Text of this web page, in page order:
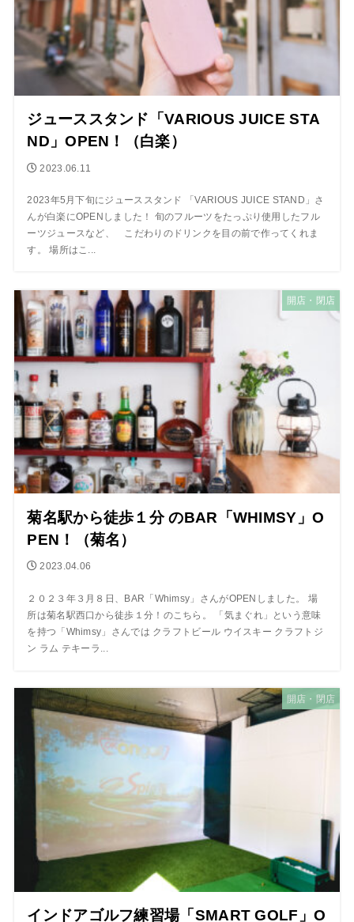
ジューススタンド「VARIOUS JUICE STA
ND」OPEN！（白楽）
2023.06.11
2023年5月下旬にジューススタンド 「VARIOUS JUICE STAND」さ
んが白楽にOPENしました！ 旬のフルーツをたっぷり使用したフル
ーツジュースなど、 こだわりのドリンクを目の前で作ってくれま
す。 場所はこ...
開店・閉店
菊名駅から徒歩１分 のBAR「WHIMSY」O
PEN！（菊名）
2023.04.06
２０２３年３月８日、BAR「Whimsy」さんがOPENしました。 場
所は菊名駅西口から徒歩１分！のこちら。 「気まぐれ」という意味
を持つ「Whimsy」さんでは クラフトビール ウイスキー クラフトジ
ン ラム テキーラ...
開店・閉店
インドアゴルフ練習場「SMART GOLF」O